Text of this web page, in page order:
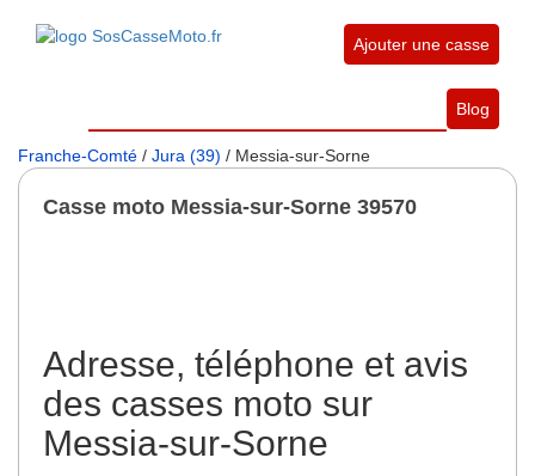
Ajouter une casse
Blog
Franche-Comté / Jura (39) / Messia-sur-Sorne
Casse moto Messia-sur-Sorne 39570
Adresse, téléphone et avis
des casses moto sur
Messia-sur-Sorne